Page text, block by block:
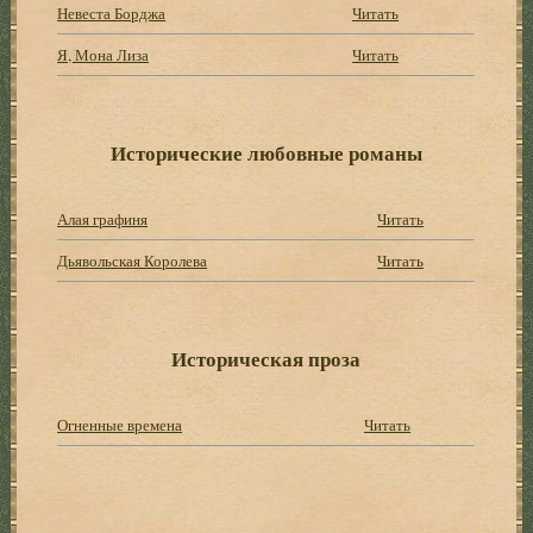
Невеста Борджа
Читать
Я, Мона Лиза
Читать
Исторические любовные романы
Алая графиня
Читать
Дьявольская Королева
Читать
Историческая проза
Огненные времена Читать